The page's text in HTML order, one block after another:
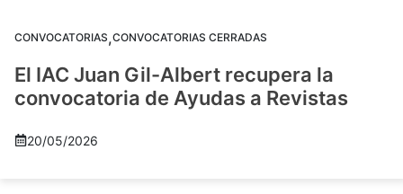
CONVOCATORIAS,CONVOCATORIAS CERRADAS
El IAC Juan Gil-Albert recupera la
convocatoria de Ayudas a Revistas
20/05/2026